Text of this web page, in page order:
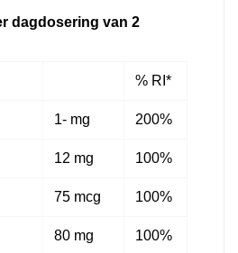
dagdosering van 2
% RI*
1- mg 200%
12 mg 100%
75 mcg 100%
80 mg 100%